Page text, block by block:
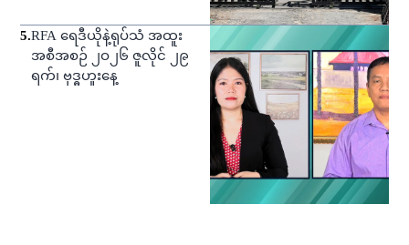
5.RFA ရေဒီယိုနဲ့ရုပ်သံ အထူး
အစီအစဉ် ၂ဝ၂၆ ဇူလိုင် ၂၉
ရက်၊ ဗုဒ္ဓဟူးနေ့